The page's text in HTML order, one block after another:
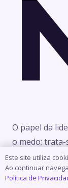
O papel da
o medo; trata-
de se
processo de
Este site utiliza
Ao continuar
Política de